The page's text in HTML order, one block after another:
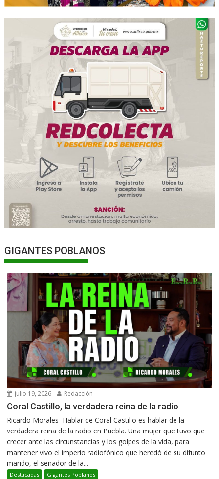
GIGANTES POBLANOS
julio 19, 2026 Redacción
Coral Castillo, la verdadera reina de la radio
Ricardo Morales Hablar de Coral Castillo es hablar de la
verdadera reina de la radio en Puebla. Una mujer que tuvo que
crecer ante las circunstancias y los golpes de la vida, para
mantener vivo el imperio radiofónico que heredó de su difunto
marido, el senador de la...
Destacadas Gigantes Poblanos